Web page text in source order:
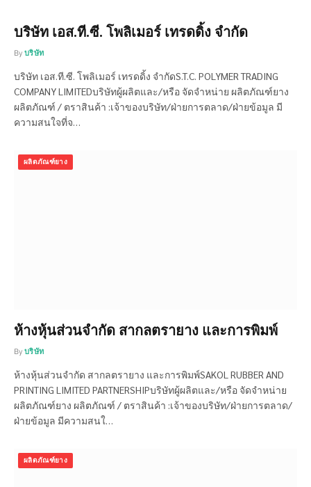
บริษัท เอส.ที.ซี. โพลิเมอร์ เทรดดิ้ง จำกัด
By บริษัท
บริษัท เอส.ที.ซี. โพลิเมอร์ เทรดดิ้ง จำกัดS.T.C. POLYMER TRADING
COMPANY LIMITEDบริษัทผู้ผลิตและ/หรือ จัดจำหน่าย ผลิตภัณฑ์ยาง
ผลิตภัณฑ์ / ตราสินค้า :เจ้าของบริษัท/ฝ่ายการตลาด/ฝ่ายข้อมูล มี
ความสนใจที่จ…
ผลิตภัณฑ์ยาง
ห้างหุ้นส่วนจำกัด สากลตรายาง และการพิมพ์
By บริษัท
ห้างหุ้นส่วนจำกัด สากลตรายาง และการพิมพ์SAKOL RUBBER AND
PRINTING LIMITED PARTNERSHIPบริษัทผู้ผลิตและ/หรือ จัดจำหน่าย
ผลิตภัณฑ์ยาง ผลิตภัณฑ์ / ตราสินค้า :เจ้าของบริษัท/ฝ่ายการตลาด/
ฝ่ายข้อมูล มีความสนใ…
ผลิตภัณฑ์ยาง